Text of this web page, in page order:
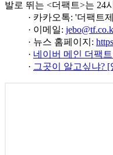
발로 뛰는 <더팩트>는 24
· 카카오톡: '더팩트
· 이메일:
· 뉴스 홈페이지:
· 네이버 메인 더팩
· 그곳이 알고싶냐?